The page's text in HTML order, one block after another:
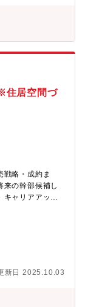
す。★経営層に
感がある中で
。★宅建士手当
ため、ガソリン
あり★結果次第
。※充実した研
いただけます！
た後の座学研
経験でも知識
住居空間づ
略・成約ま
来の幹部候補し
キャリアアップ
お客様像をイ
リフォーム企
がら、リフォ
画したリフォー
様に提案して
す。★経営層に
新日 2025.10.03